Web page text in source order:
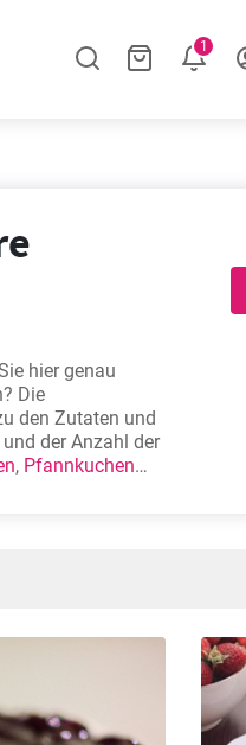
1
hier genau
Die
den Zutaten und
der Anzahl der
, Pfannkuchen